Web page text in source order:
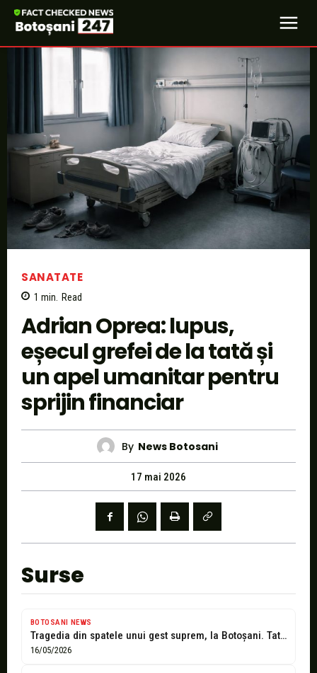
SANATATE
1 min. Read
Adrian Oprea: lupus,
eșecul grefei de la tată și
un apel umanitar pentru
sprijin financiar
By News Botosani
17 mai 2026
Surse
BOTOSANI NEWS
Tragedia din spatele unui gest suprem, la Botoșani. Tatăl i-a donat un...
16/05/2026